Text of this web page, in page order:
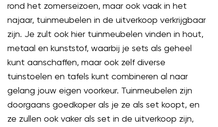
rond het zomerseizoen, maar ook vaak in het
najaar, tuinmeubelen in de uitverkoop verkrijgbaar
zijn. Je zult ook hier tuinmeubelen vinden in hout,
metaal en kunststof, waarbij je sets als geheel
kunt aanschaffen, maar ook zelf diverse
tuinstoelen en tafels kunt combineren al naar
gelang jouw eigen voorkeur. Tuinmeubelen zijn
doorgaans goedkoper als je ze als set koopt, en
ze zullen ook vaker als set in de uitverkoop zijn,